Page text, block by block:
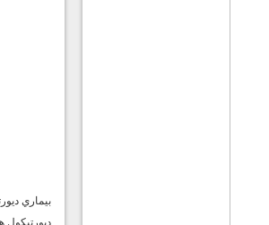
بيماري
ديورتيكول